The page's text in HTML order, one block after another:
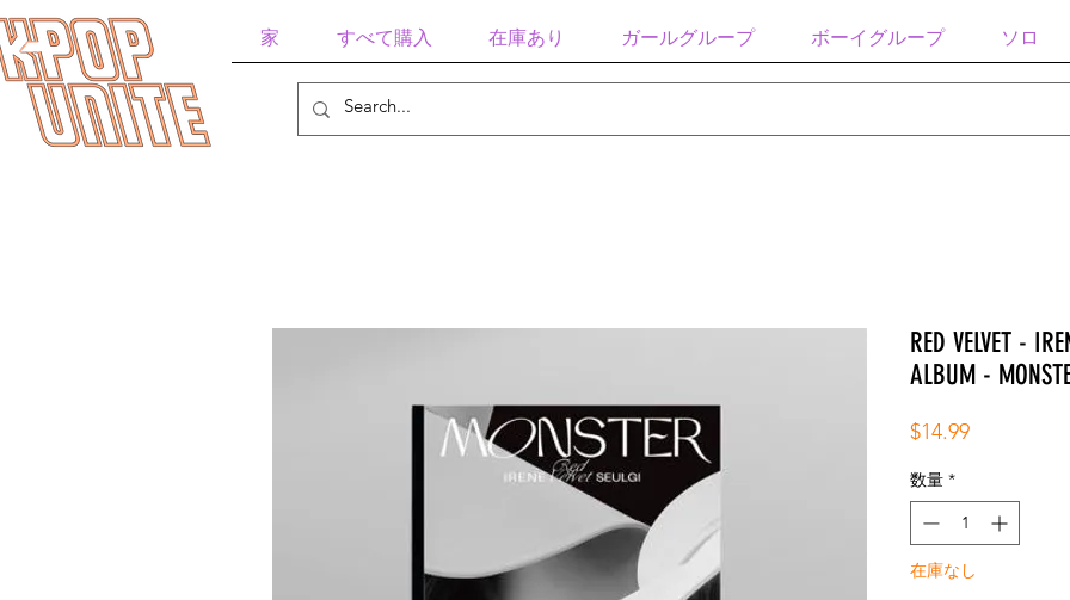
家 すべて購入 在庫あり ガールグループ ボーイグループ ソロ
RED VELVET -
ALBUM -
$14.99価
数量 *
在庫なし